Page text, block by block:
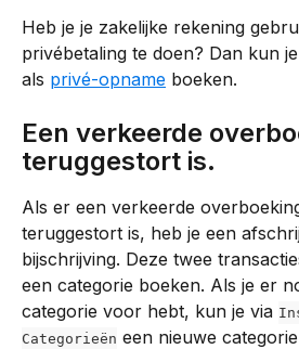
Heb je je zakelijke rekening
privébetaling te doen? Dan kun
als privé-opname boeken.
Een verkeerde
teruggestort is.
Als er een verkeerde
teruggestort is, heb je een
bijschrijving. Deze twee
een categorie boeken. Als je er
categorie voor hebt, kun je via
Categorieën een nieuwe